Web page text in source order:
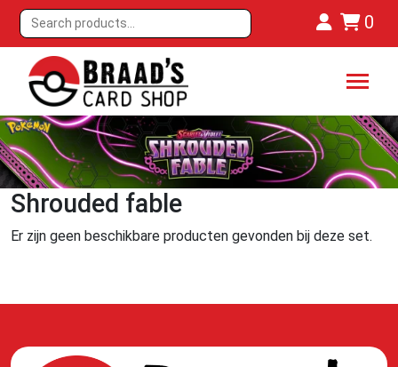
0
Shrouded fable
Er zijn geen beschikbare producten gevonden bij deze set.